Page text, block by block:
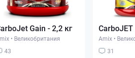
Gain - 2,2 кг
• Великобритания
43
CarboJET
Amix •
31